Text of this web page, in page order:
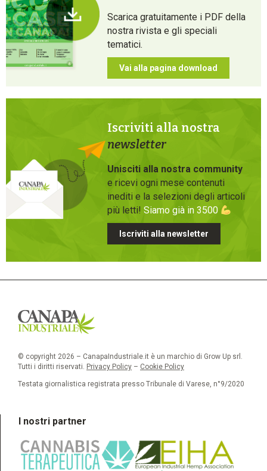
Scarica gratuitamente i PDF della
nostra rivista e gli speciali
tematici.
Vai alla pagina download
Iscriviti alla nostra
newsletter
Unisciti alla nostra community
e ricevi ogni mese contenuti
inediti e la selezioni degli articoli
più letti! Siamo già in 3500
Iscriviti alla newsletter
© copyright 2026 – CanapaIndustriale.it è un marchio di Grow Up srl.
Tutti i diritti riservati. Privacy Policy – Cookie Policy
Testata giornalistica registrata presso Tribunale di Varese, n°9/2020
I nostri partner